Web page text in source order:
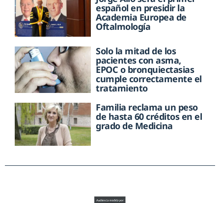
español en presidir la
Academia Europea de
Oftalmología
Solo la mitad de los
pacientes con asma,
EPOC o bronquiectasias
cumple correctamente el
tratamiento
Familia reclama un peso
de hasta 60 créditos en el
grado de Medicina